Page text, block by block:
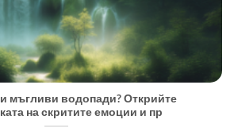
мъгливи водопади? Открийте
на скритите емоции и пр